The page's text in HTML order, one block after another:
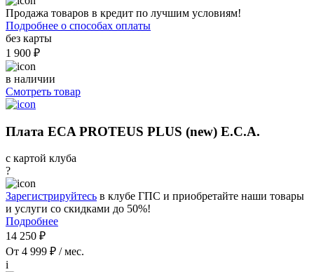
Продажа товаров в кредит по лучшим условиям!
Подробнее о способах оплаты
без карты
1 900 ₽
в наличии
Смотреть товар
Плата ECA PROTEUS PLUS (new) E.C.A.
с картой клуба
?
Зарегистрируйтесь в клубе ГПС и приобретайте наши товары
и услуги со скидками до 50%!
Подробнее
14 250 ₽
От 4 999 ₽ / мес.
i